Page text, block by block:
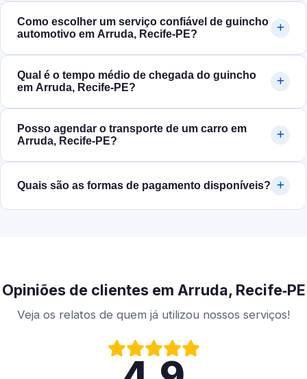
Como escolher um serviço confiável de guincho
automotivo em Arruda, Recife‑PE?
Qual é o tempo médio de chegada do guincho
em Arruda, Recife‑PE?
Posso agendar o transporte de um carro em
Arruda, Recife‑PE?
Quais são as formas de pagamento disponíveis?
Opiniões de clientes em Arruda, Recife‑PE
Veja os relatos de quem já utilizou nossos serviços!